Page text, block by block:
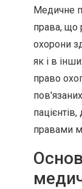
Медичне
права, що
охорони
як і в
право
правами